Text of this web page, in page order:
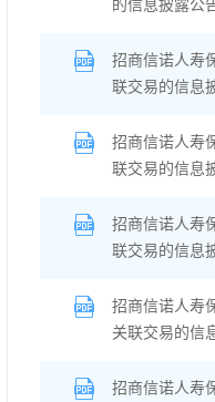
的信息披露公
招商信诺人寿
联交易的信息
招商信诺人寿
联交易的信息
招商信诺人寿
联交易的信息
招商信诺人寿
关联交易的信
招商信诺人寿